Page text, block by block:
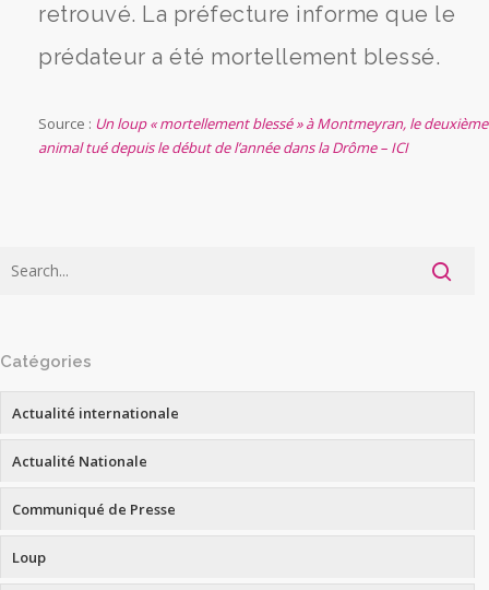
retrouvé. La préfecture informe que le
prédateur a été mortellement blessé.
Source : Un loup « mortellement blessé » à Montmeyran, le deuxième
animal tué depuis le début de l’année dans la Drôme – ICI
Catégories
Actualité internationale
Actualité Nationale
Communiqué de Presse
Loup